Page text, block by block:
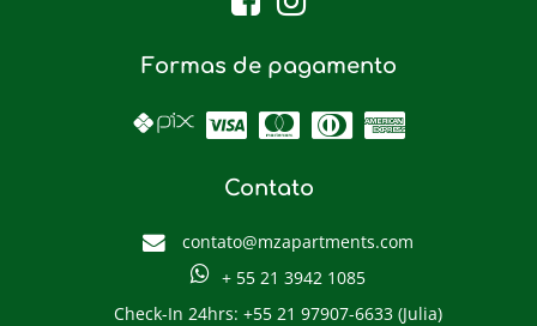
Formas de pagamento
Contato
contato@mzapartments.com
+ 55 21 3942 1085
Check-In 24hrs: +55 21 97907-6633 (Julia)